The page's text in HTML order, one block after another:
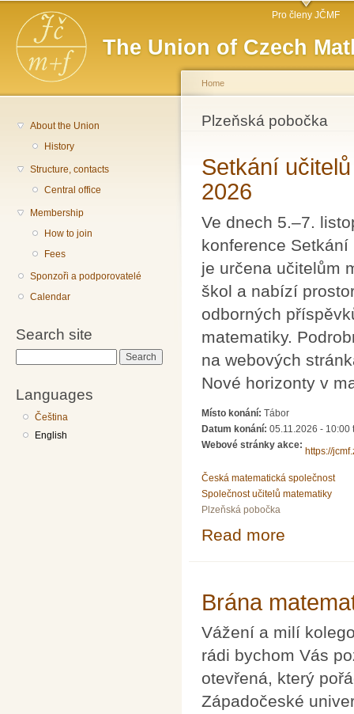
The Union of Czech
Main menu Pro členy JČMF
About the Union
History
Structure, contacts
Central office
Membership
How to join
Fees
Sponzoři a podporovatelé
Calendar
Search site
Languages
Čeština
English
You are here
Home
Plzeňská pobočka
Setkání
2026
Ve dnech 5.–7.
konference
je určena učitelům
škol a nabízí
odborných
matematiky.
na webových
Nové horizonty v
Místo konání: Tábor
Datum konání: 05.11.2026 - 10:00
Webové stránky akce:
https://
Česká matematická společnost
Společnost učitelů matematiky
Plzeňská pobočka
Read more
Brána
Vážení a milí
rádi bychom Vás
otevřená, který
Západočeské